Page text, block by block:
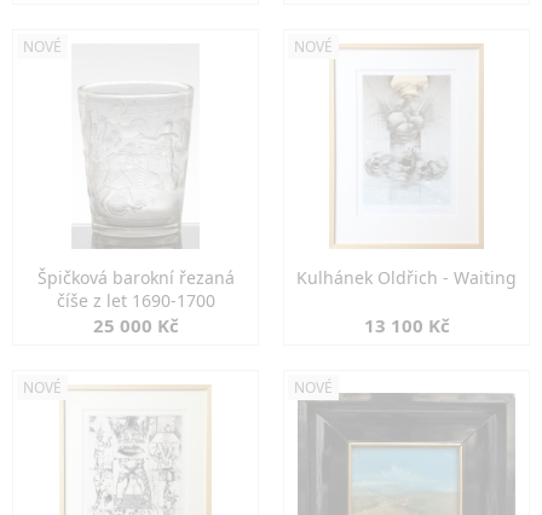
NOVÉ
Špičková barokní řezaná
číše z let 1690-1700
25 000 Kč
NOVÉ
Kulhánek Oldřich - Waiting
13 100 Kč
NOVÉ NOVÉ